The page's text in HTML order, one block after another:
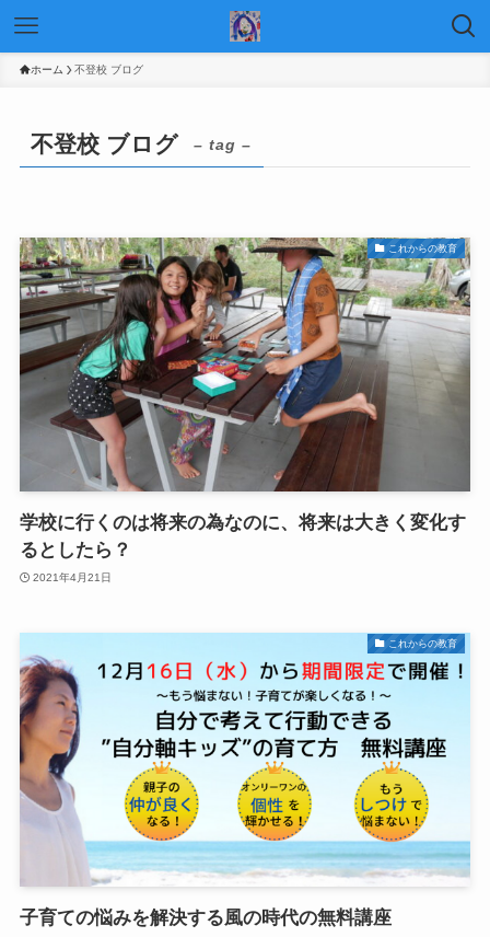
ホーム 不登校 ブログ
不登校 ブログ – tag –
これからの教育
学校に行くのは将来の為なのに、将来は大きく変化す
るとしたら？
2021年4月21日
これからの教育
子育ての悩みを解決する風の時代の無料講座